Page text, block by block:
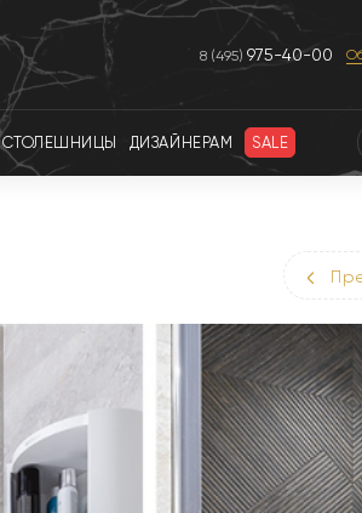
8 (495) 975-40-00
СТОЛЕШНИЦЫ ДИЗАЙНЕРАМ SALE